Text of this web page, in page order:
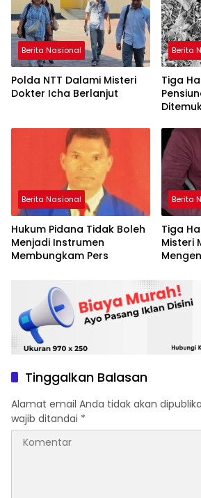
Berita Nasional
Polda NTT Dalami Misteri
Dokter Icha Berlanjut
Berita
Tiga
Berita Nasional
Hukum Pidana Tidak Boleh
Menjadi Instrumen
Membungkam Pers
Berita
Tiga
Misteri
Tinggalkan Balasan
Alamat email Anda tidak akan
wajib ditandai *